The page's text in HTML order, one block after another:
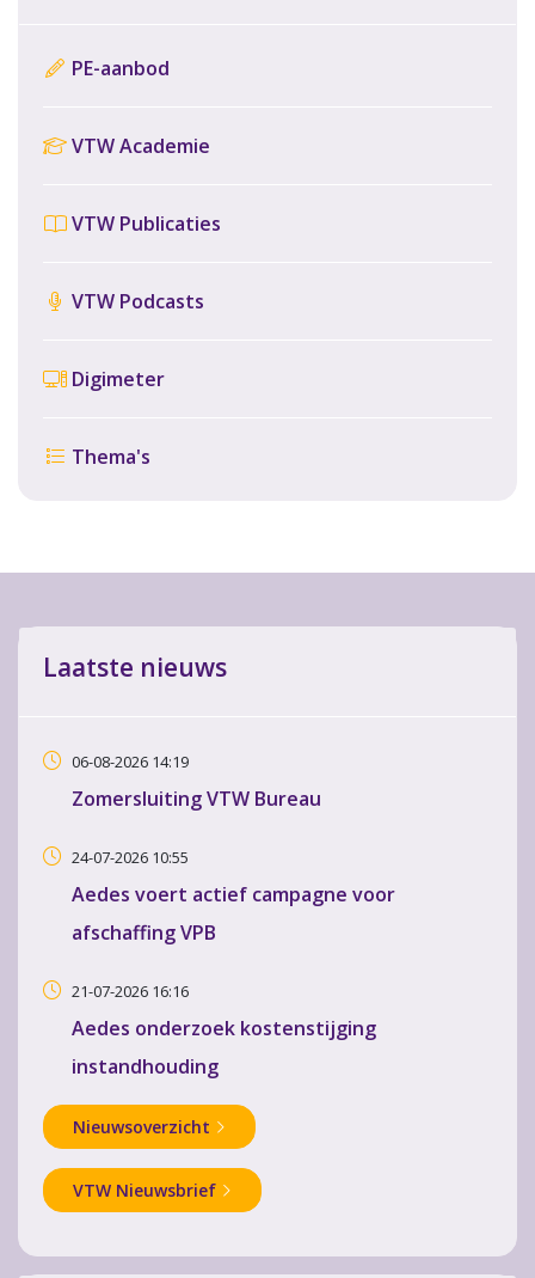
PE-aanbod
VTW Academie
VTW Publicaties
VTW Podcasts
Digimeter
Thema's
Laatste nieuws
06-08-2026 14:19
Zomersluiting VTW Bureau
24-07-2026 10:55
Aedes voert actief campagne voor
afschaffing VPB
21-07-2026 16:16
Aedes onderzoek kostenstijging
instandhouding
Nieuwsoverzicht
VTW Nieuwsbrief